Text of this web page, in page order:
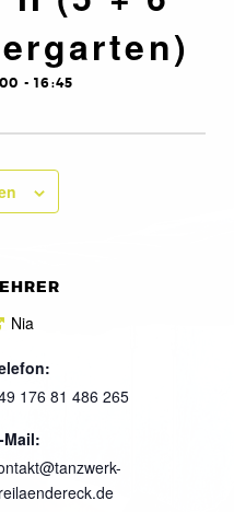
-16:45
Nia
176 81 486 265
Mail: